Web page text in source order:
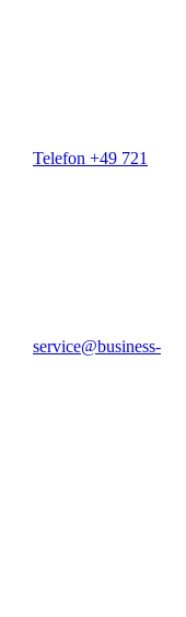
Telefon +49 721
service@business-